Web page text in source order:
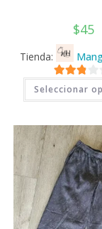
$45
Tienda:
2.71
de 5
Seleccionar